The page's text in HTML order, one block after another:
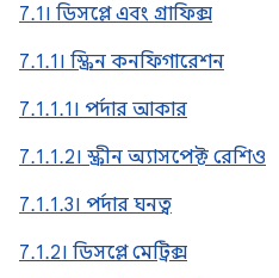
7.1। ডিসপ্লে এবং গ্রাফিক্স
7.1.1। স্ক্রিন কনফিগারেশন
7.1.1.1। পর্দার আকার
7.1.1.2। স্ক্রীন অ্যাসপেক্ট রেশিও
7.1.1.3। পর্দার ঘনত্ব
7.1.2। ডিসপ্লে মেট্রিক্স